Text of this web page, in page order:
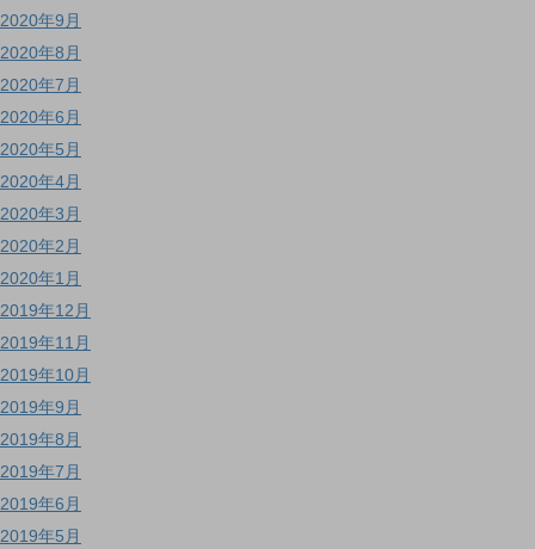
2020年9月
2020年8月
2020年7月
2020年6月
2020年5月
2020年4月
2020年3月
2020年2月
2020年1月
2019年12月
2019年11月
2019年10月
2019年9月
2019年8月
2019年7月
2019年6月
2019年5月